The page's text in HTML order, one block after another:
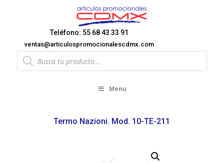
Teléfono: 55 68 43 33 91
ventas@articulospromocionalescdmx.com
Products
search
Menu
Termo Nazioni. Mod. 10-TE-211